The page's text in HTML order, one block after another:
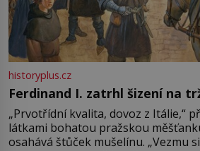
historyplus.cz
Ferdinand I. zatrhl šizení na
„Prvotřídní kvalita, dovoz z Itálie,“
látkami bohatou pražskou
osahává štůček mušelínu. „Vezmu